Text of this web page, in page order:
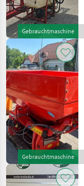
Gebrauchtmaschine
Gebrauchtmaschine